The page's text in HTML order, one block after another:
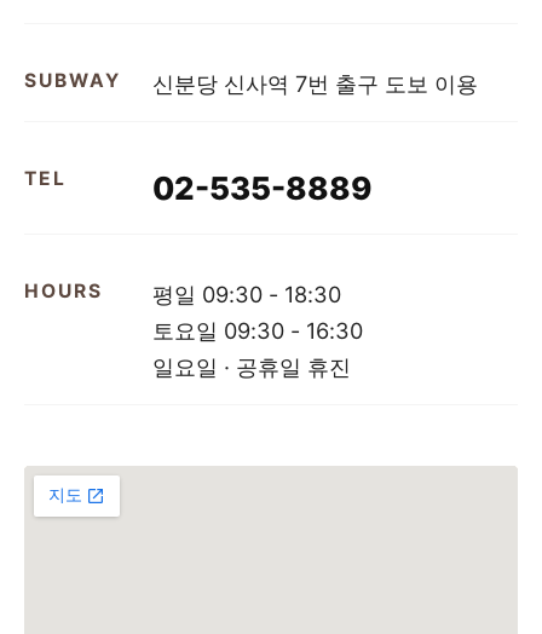
SUBWAY 신분당 신사역 7번 출구 도보 이용
TEL 02-535-8889
HOURS
평일 09:30 - 18:30
토요일 09:30 - 16:30
일요일 · 공휴일 휴진